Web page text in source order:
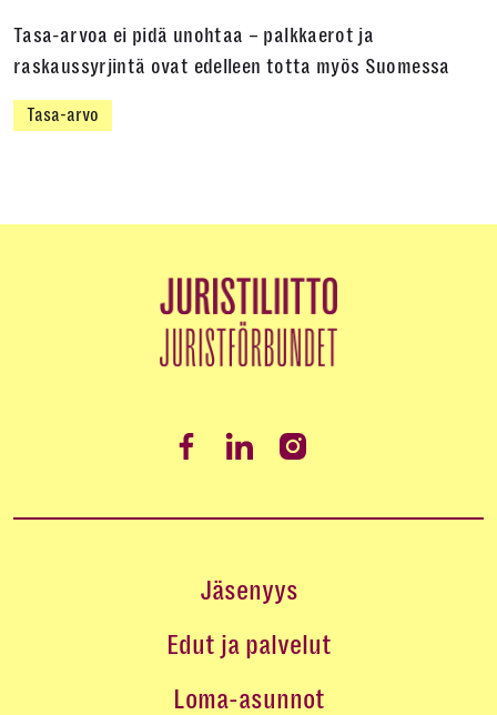
Tasa-arvoa ei pidä unohtaa – palkkaerot ja
raskaussyrjintä ovat edelleen totta myös Suomessa
Tasa-arvo
Jäsenyys
Edut ja palvelut
Loma-asunnot